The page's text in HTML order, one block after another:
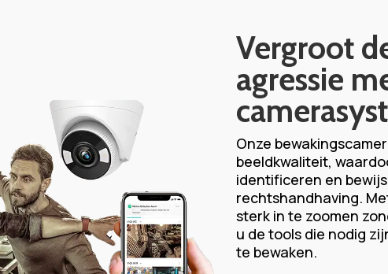
Vergroot
agressie
Onze
beeldkwaliteit,
identificeren en
rechtshandhaving.
sterk in te zoomen
u de tools die nodig
te bewaken.